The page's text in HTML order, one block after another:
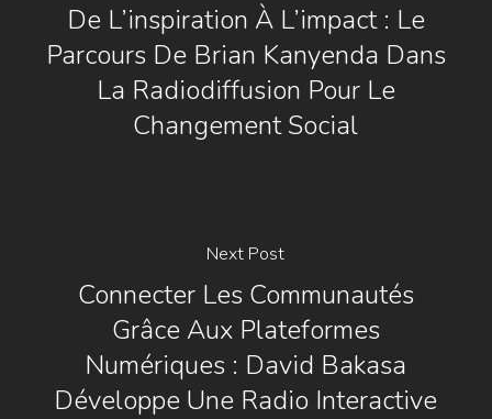
De L’inspiration À L’impact : Le
Parcours De Brian Kanyenda Dans
La Radiodiffusion Pour Le
Changement Social
Next Post
Connecter Les Communautés
Grâce Aux Plateformes
Numériques : David Bakasa
Développe Une Radio Interactive